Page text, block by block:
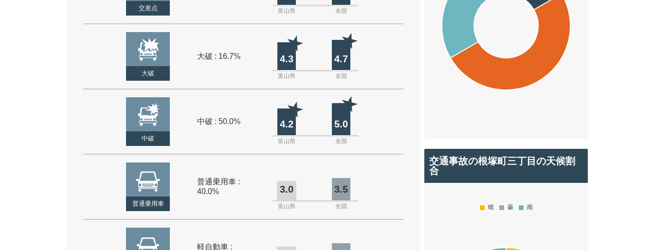
交差点 富山県 全国
大破
大破 : 16.7% 4.3 4.7
富山県 全国
中破
中破 : 50.0% 4.2 5.0
富山県 全国
普通乗用車
普通乗用車 :
40.0%
3.0 3.5
富山県 全国
軽自動車 :
交通事故の根塚町三丁目の天候割
合